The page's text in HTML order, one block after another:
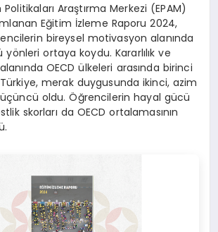
Politikaları Araştırma Merkezi (EPAM)
Eğitim İzleme Raporu 2024,
bireysel motivasyon alanında
ortaya koydu. Kararlılık ve
OECD ülkeleri arasında birinci
merak duygusunda ikinci, azim
oldu. Öğrencilerin hayal gücü
skorları da OECD ortalamasının